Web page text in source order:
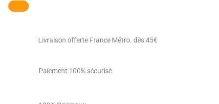
Livraison offerte France Métro. dès 45€
Paiement 100% sécurisé